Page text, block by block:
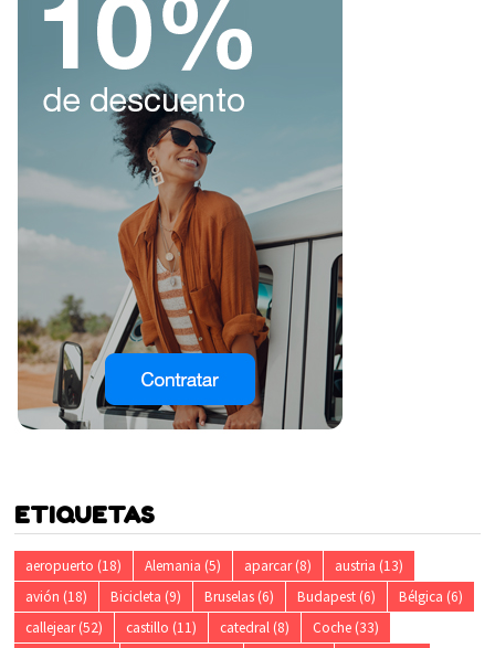
ETIQUETAS
aeropuerto (18) Alemania (5) aparcar(8) austria (13)
avión (18) Bicicleta (9) Bruselas(6) Budapest(6) Bélgica (6)
callejear(52) castillo (11) catedral(8) Coche(33)